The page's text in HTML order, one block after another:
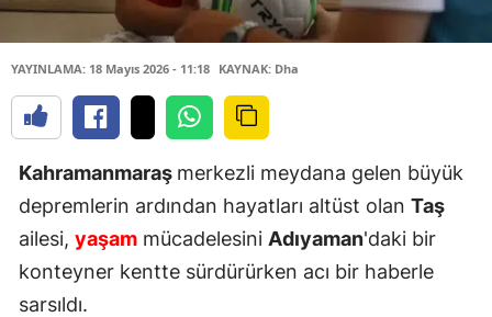
YAYINLAMA: 18 Mayıs 2026 - 11:18 KAYNAK: Dha
Kahramanmaraş merkezli meydana gelen büyük
depremlerin ardından hayatları altüst olan Taş
ailesi, yaşam mücadelesini Adıyaman'daki bir
konteyner kentte sürdürürken acı bir haberle
sarsıldı.